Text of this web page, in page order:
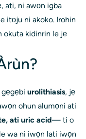
ati, ni awọn igba
itọju ni akoko. Irohin
okuta kidinrin le jẹ
urolithiasis, jẹ
ohun alumọni ati
ati uric acid— ti o
wa ni iwọn lati iwọn